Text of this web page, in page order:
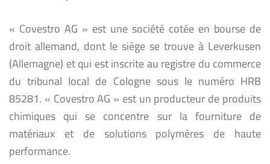
« Covestro AG » est une société cotée en bourse de
droit allemand, dont le siège se trouve à Leverkusen
(Allemagne) et qui est inscrite au registre du commerce
du tribunal local de Cologne sous le numéro HRB
85281. « Covestro AG » est un producteur de produits
chimiques qui se concentre sur la fourniture de
matériaux et de solutions polymères de haute
performance.